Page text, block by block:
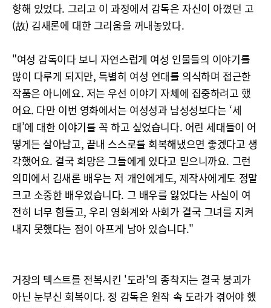
향해 있었다. 그리고 이 과정에서 감독은 자신이 아꼈던 고
(故) 김새론에 대한 그리움을 꺼내놓았다.
"여성 감독이다 보니 자연스럽게 여성 인물들의 이야기를
많이 다루게 되지만, 특별히 여성 연대를 의식하며 접근한
작품은 아니에요. 저는 우선 이야기 자체에 집중하려고 했
어요. 다만 이번 영화에서는 여성성과 남성성보다는 ‘세
대’에 대한 이야기를 꼭 하고 싶었습니다. 어린 세대들이 어
떻게든 살아남고, 끝내 스스로를 회복해냈으면 좋겠다고 생
각했어요. 결국 희망은 그들에게 있다고 믿으니까요. 그런
의미에서 김새론 배우는 저 개인에게도, 제작사에게도 정말
크고 소중한 배우였습니다. 그 배우를 잃었다는 사실이 여
전히 너무 힘들고, 우리 영화계와 사회가 결국 그녀를 지켜
내지 못했다는 점이 아프게 남아 있습니다."
거장의 텍스트를 전복시킨 '도라'의 종착지는 결국 붕괴가
아닌 눈부신 회복이다. 정 감독은 원작 속 도라가 겪어야 했